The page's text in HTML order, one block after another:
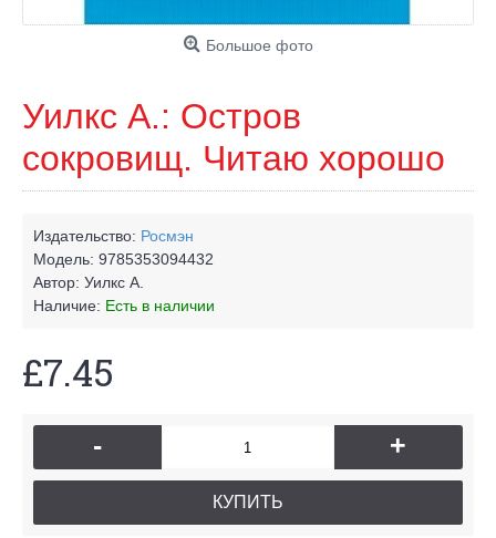
Большое фото
Уилкс А.: Остров
сокровищ. Читаю хорошо
Издательство: Росмэн
Модель: 9785353094432
Автор: Уилкс А.
Наличие: Есть в наличии
£7.45
- +
КУПИТЬ